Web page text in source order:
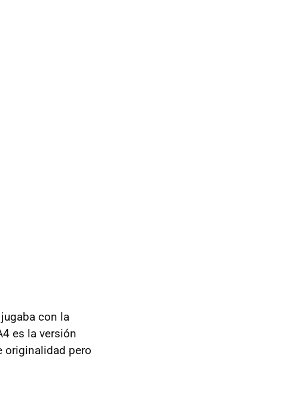
jugaba con la
es la versión
originalidad pero